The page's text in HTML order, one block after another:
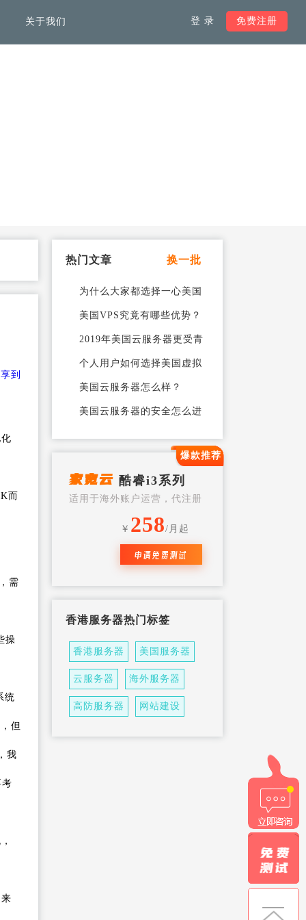
免费注册
登 录
荷兰服务器
关于我们
到
而
需
操
统
但
我
热门文章 换一批
为什么大家都选择一心美国
云服务器
美国VPS究竟有哪些优势？
2019年美国云服务器更受青
个人用户如何选择美国虚拟
主机美国云服务器怎么样？
美国云服务器的安全怎么进
算
如何合理选择美国主机空间?
租用美国云之前要考虑的三
个问题
全网最热！海外静态住宅IP
如何选择ChatGPT可用的原
些细节，美国云
美国住宅静态ip哪里买，多
少钱？ChatGPT保号指南！如果你
的账号还没被封，
搭建自己的专属原生独享
TikTok节点服务器
TikTok直播专线搭建！云服
务器搭建tiktok
租用美国家宽云如何检测IP
爆款推荐
家宽云 酷睿i3系列
适用于海外账户运营，代注册
￥ 258/月起
申请免费测试
香港服务器热门标签
香港服务器 美国服务器
云服务器 海外服务器
高防服务器 网站建设